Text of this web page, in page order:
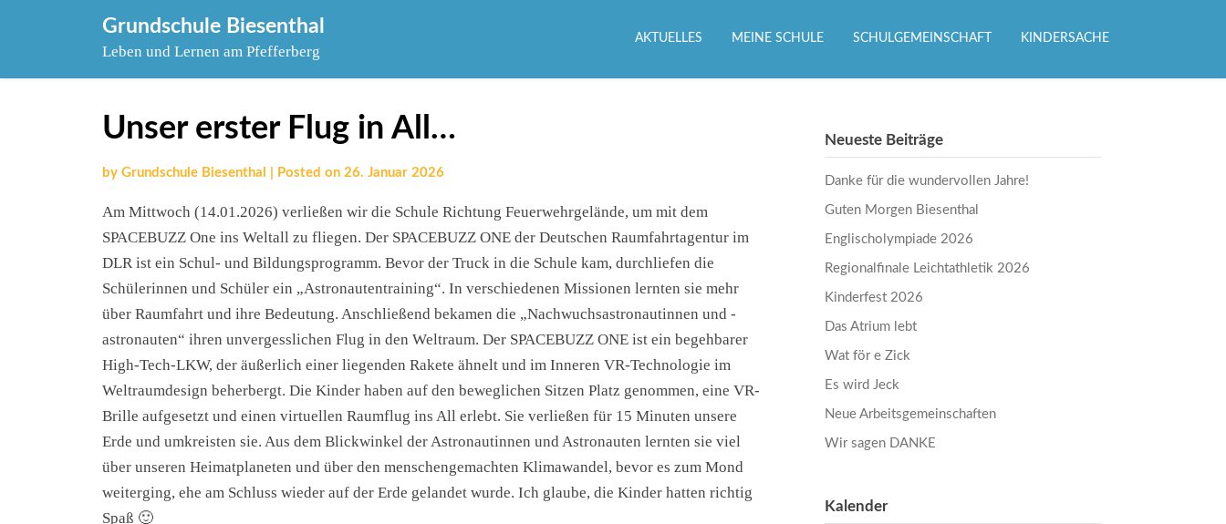
Grundschule Biesenthal
Leben und Lernen am Pfefferberg
AKTUELLES MEINE SCHULE SCHULGEMEINSCHAFT KINDERSACHE
Unser erster Flug in All…
by Grundschule Biesenthal Posted on 26. Januar 2026
Am Mittwoch (14.01.2026) verließen wir die Schule Richtung Feuerwehrgelände, um mit dem
SPACEBUZZ One ins Weltall zu fliegen. Der SPACEBUZZ ONE der Deutschen Raumfahrtagentur im
DLR ist ein Schul- und Bildungsprogramm. Bevor der Truck in die Schule kam, durchliefen die
Schülerinnen und Schüler ein „Astronautentraining“. In verschiedenen Missionen lernten sie mehr
über Raumfahrt und ihre Bedeutung. Anschließend bekamen die „Nachwuchsastronautinnen und -
astronauten“ ihren unvergesslichen Flug in den Weltraum. Der SPACEBUZZ ONE ist ein begehbarer
High-Tech-LKW, der äußerlich einer liegenden Rakete ähnelt und im Inneren VR-Technologie im
Weltraumdesign beherbergt. Die Kinder haben auf den beweglichen Sitzen Platz genommen, eine VR-
Brille aufgesetzt und einen virtuellen Raumflug ins All erlebt. Sie verließen für 15 Minuten unsere
Erde und umkreisten sie. Aus dem Blickwinkel der Astronautinnen und Astronauten lernten sie viel
über unseren Heimatplaneten und über den menschengemachten Klimawandel, bevor es zum Mond
weiterging, ehe am Schluss wieder auf der Erde gelandet wurde. Ich glaube, die Kinder hatten richtig
Spaß 🙂
Neueste Beiträge
Danke für die wundervollen Jahre!
Guten Morgen Biesenthal
Englischolympiade 2026
Regionalfinale Leichtathletik 2026
Kinderfest 2026
Das Atrium lebt
Wat för e Zick
Es wird Jeck
Neue Arbeitsgemeinschaften
Wir sagen DANKE
Kalender